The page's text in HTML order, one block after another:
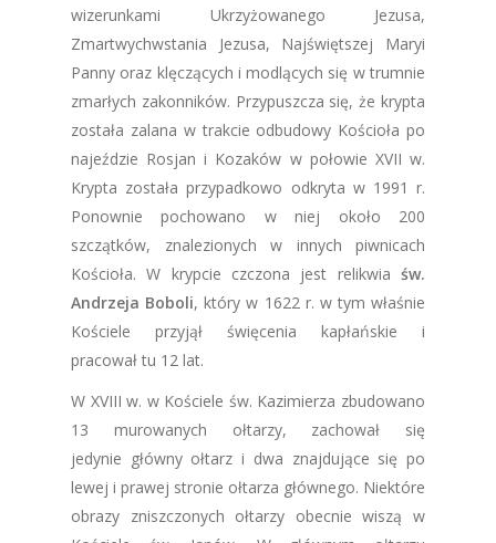
wizerunkami Ukrzyżowanego Jezusa,
Zmartwychwstania Jezusa, Najświętszej Maryi
Panny oraz klęczących i modlących się w trumnie
zmarłych zakonników. Przypuszcza się, że krypta
została zalana w trakcie odbudowy Kościoła po
najeździe Rosjan i Kozaków w połowie XVII w.
Krypta została przypadkowo odkryta w 1991 r.
Ponownie pochowano w niej około 200
szczątków, znalezionych w innych piwnicach
Kościoła. W krypcie czczona jest relikwia św.
Andrzeja Boboli, który w 1622 r. w tym właśnie
Kościele przyjął święcenia kapłańskie i
pracował tu 12 lat.
W XVIII w. w Kościele św. Kazimierza zbudowano
13 murowanych ołtarzy, zachował się
jedynie główny ołtarz i dwa znajdujące się po
lewej i prawej stronie ołtarza głównego. Niektóre
obrazy zniszczonych ołtarzy obecnie wiszą w